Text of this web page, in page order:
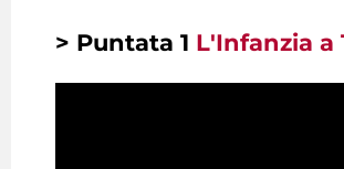
> Puntata 1 L'Infanzia a